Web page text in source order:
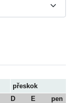
přeskok
D E pen